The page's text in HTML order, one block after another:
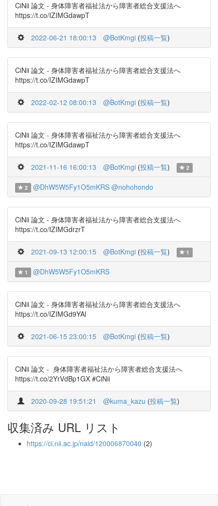
CiNii 論文 - 身体障害者福祉法から障害者総合支援法へ
https://t.co/IZIMGdawpT
2022-06-21 18:00:13 @BotKmgi (投稿一覧)
CiNii 論文 - 身体障害者福祉法から障害者総合支援法へ
https://t.co/IZIMGdawpT
2022-02-12 08:00:13 @BotKmgi (投稿一覧)
CiNii 論文 - 身体障害者福祉法から障害者総合支援法へ
https://t.co/IZIMGdawpT
2021-11-16 16:00:13 @BotKmgi (投稿一覧) 2
2 @DhW5W5Fy1O5mKRS @nohohondo
CiNii 論文 - 身体障害者福祉法から障害者総合支援法へ
https://t.co/IZIMGdrzrT
2021-09-13 12:00:15 @BotKmgi (投稿一覧) 1
1 @DhW5W5Fy1O5mKRS
CiNii 論文 - 身体障害者福祉法から障害者総合支援法へ
https://t.co/IZIMGd9YAl
2021-06-15 23:00:15 @BotKmgi (投稿一覧)
CiNii 論文 - 身体障害者福祉法から障害者総合支援法へ
https://t.co/2YrVdBp1GX #CiNii
2020-09-28 19:51:21 @kuma_kazu (投稿一覧)
収集済み URL リスト
https://ci.nii.ac.jp/naid/120006870040 (2)